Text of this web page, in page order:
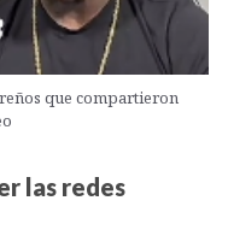
que compartieron
las redes